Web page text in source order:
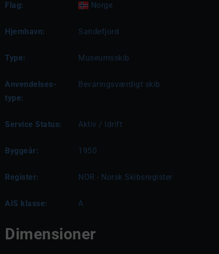
Flag: Norge
Hjemhavn: Sandefjord
Type: Museumsskib
Anvendelses-
type:
Bevaringsværdigt skib
Service Status: Aktiv / Idrift
Byggeår: 1950
Register: NOR - Norsk Skibsregister
AIS klasse: A
Dimensioner